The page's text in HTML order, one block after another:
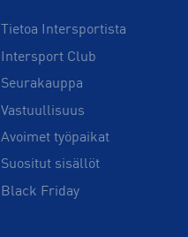
Tietoa Intersportista
Intersport Club
Seurakauppa
Vastuullisuus
Avoimet työpaikat
Suositut sisällöt
Black Friday